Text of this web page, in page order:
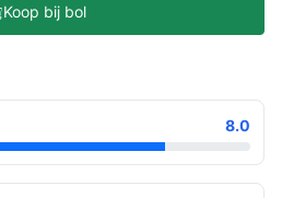
Koop bij bol
8.0